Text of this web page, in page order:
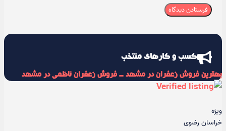
کسب و کارهای منتخب
بهترین فروش زعفران در مشهد - فروش زعفران ناظمی در مشهد
ویژه
خراسان رضوی